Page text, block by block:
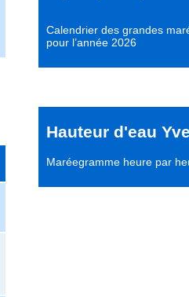
Calendrier des grandes
pour l’année 2026
Hauteur d'eau
Maréegramme heure par